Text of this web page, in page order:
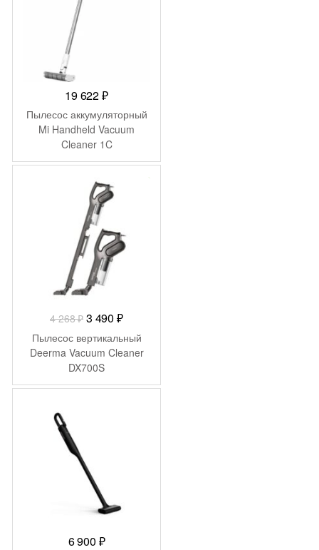
19 622₽
Пылесос аккумуляторный
Mi Handheld Vacuum
Cleaner 1C
SCWXCQ02ZHM
4 268₽ Первоначальная
цена
составляла
4
268 ₽.
3 490 ₽Текущая
цена:
3
Пылесос вертикальный
Deerma Vacuum Cleaner
DX700S
6 900 ₽